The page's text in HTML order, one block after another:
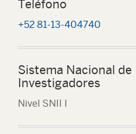
Teléfono
+52 81-13-404740
Sistema Nacional
Investigadores
Nivel SNII I